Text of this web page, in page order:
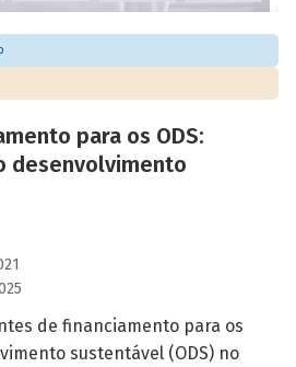
para os ODS:
desenvolvimento
de financiamento para os
sustentável (ODS) no